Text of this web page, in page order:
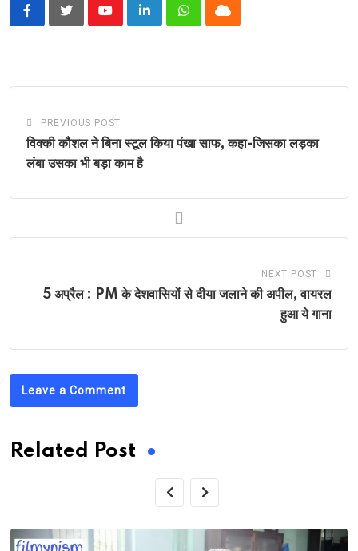
YoutubeLinkedInWhatsappCloud
PREVIOUS POST
विक्की कौशल ने बिना स्टूल किया पंखा साफ, कहा-जिसका लड़का
लंबा उसका भी बड़ा काम है
NEXT POST
5 अप्रैल : PM के देशवासियों से दीया जलाने की अपील, वायरल
हुआ ये गाना
Leave a Comment
Related Post